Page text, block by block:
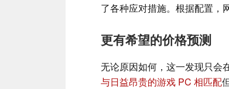
了各种应对措施。根据配置，
更有希望的价格预测
无论原因如何，这一发现只会
与日益昂贵的游戏 PC 相匹配